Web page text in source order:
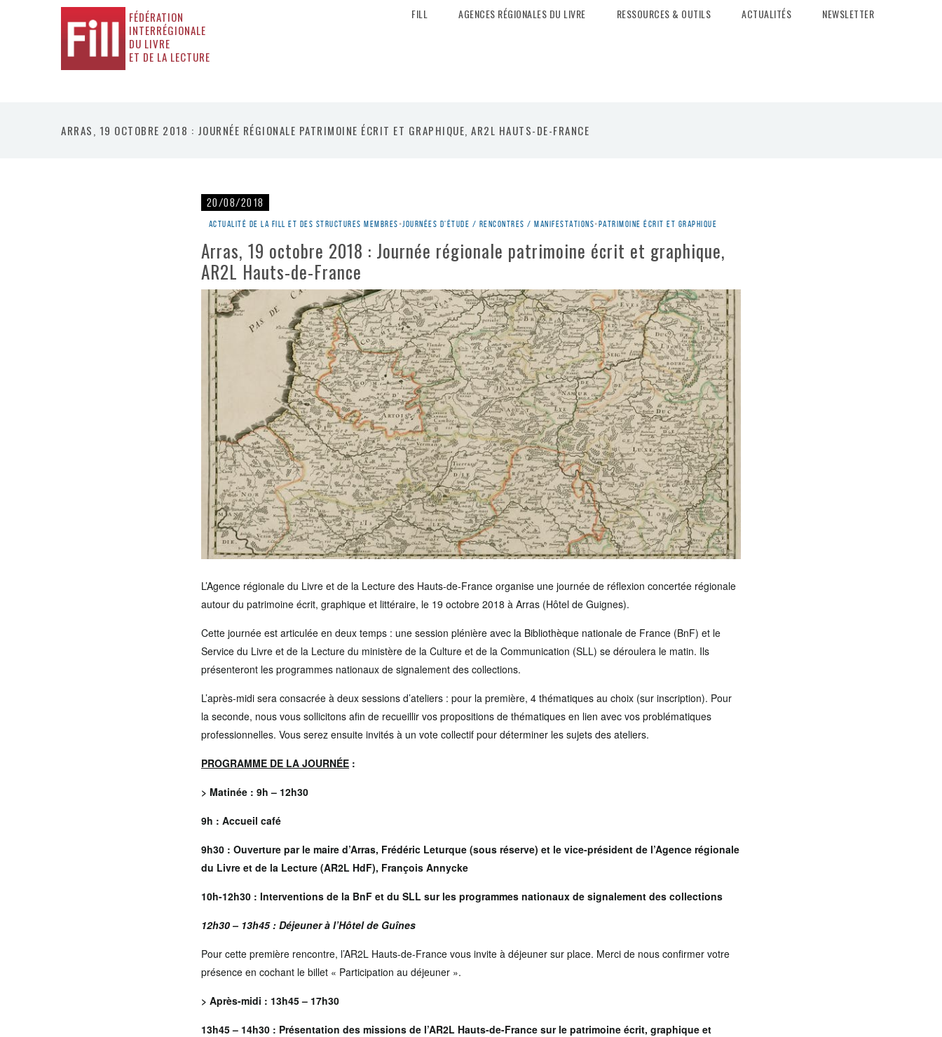
FÉDÉRATION
INTERRÉGIONALE
DU LIVRE
ET DE LA LECTURE
FILL AGENCES RÉGIONALES DU LIVRE RESSOURCES & OUTILS ACTUALITÉS NEWSLETTER
ARRAS, 19 OCTOBRE 2018 : JOURNÉE RÉGIONALE PATRIMOINE ÉCRIT ET GRAPHIQUE, AR2L HAUTS-DE-FRANCE
20/08/2018
Actualité de la Fill et des structures membres •Journées d'étude / rencontres / manifestations•Patrimoine écrit et graphique
Arras, 19 octobre 2018 : Journée régionale patrimoine écrit et graphique,
AR2L Hauts-de-France
L’Agence régionale du Livre et de la Lecture des Hauts-de-France organise une journée de réflexion concertée régionale
autour du patrimoine écrit, graphique et littéraire, le 19 octobre 2018 à Arras (Hôtel de Guignes).
Cette journée est articulée en deux temps : une session plénière avec la Bibliothèque nationale de France (BnF) et le
Service du Livre et de la Lecture du ministère de la Culture et de la Communication (SLL) se déroulera le matin. Ils
présenteront les programmes nationaux de signalement des collections.
L’après-midi sera consacrée à deux sessions d’ateliers : pour la première, 4 thématiques au choix (sur inscription). Pour
la seconde, nous vous sollicitons afin de recueillir vos propositions de thématiques en lien avec vos problématiques
professionnelles. Vous serez ensuite invités à un vote collectif pour déterminer les sujets des ateliers.
PROGRAMME DE LA JOURNÉE :
> Matinée : 9h – 12h30
9h : Accueil café
9h30 : Ouverture par le maire d’Arras, Frédéric Leturque (sous réserve) et le vice-président de l’Agence régionale
du Livre et de la Lecture (AR2L HdF), François Annycke
10h-12h30 : Interventions de la BnF et du SLL sur les programmes nationaux de signalement des collections
12h30 – 13h45 : Déjeuner à l’Hôtel de Guînes
Pour cette première rencontre, l’AR2L Hauts-de-France vous invite à déjeuner sur place. Merci de nous confirmer votre
présence en cochant le billet « Participation au déjeuner ».
> Après-midi : 13h45 – 17h30
13h45 – 14h30 : Présentation des missions de l’AR2L Hauts-de-France sur le patrimoine écrit, graphique et